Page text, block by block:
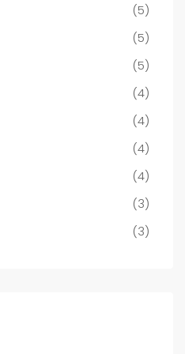
(5)
(5)
(5)
(4)
(4)
(4)
(4)
(3)
(3)